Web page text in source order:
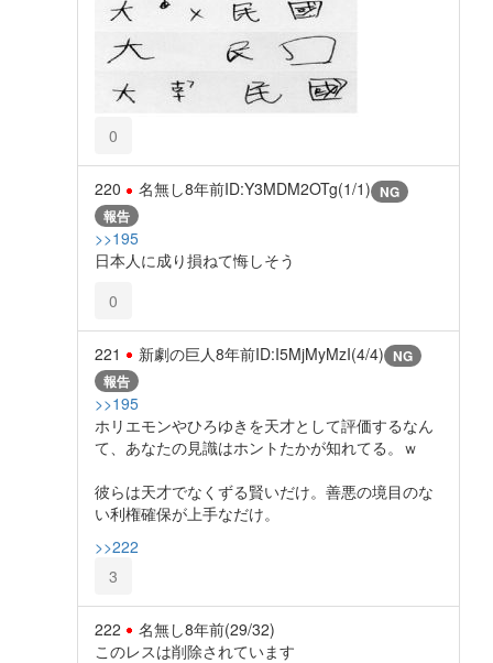
0
220 名無し8年前ID:Y3MDM2OTg(1/1) NG
報告
>>195
日本人に成り損ねて悔しそう
0
221 新劇の巨人8年前ID:I5MjMyMzI(4/4) NG
報告
>>195
ホリエモンやひろゆきを天才として評価するなん
て、あなたの見識はホントたかが知れてる。ｗ
彼らは天才でなくずる賢いだけ。善悪の境目のな
い利権確保が上手なだけ。
>>222
3
222 名無し8年前(29/32)
このレスは削除されています